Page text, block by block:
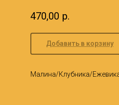
470,00 р.
Добавить в корзину
Малина/Клубника/